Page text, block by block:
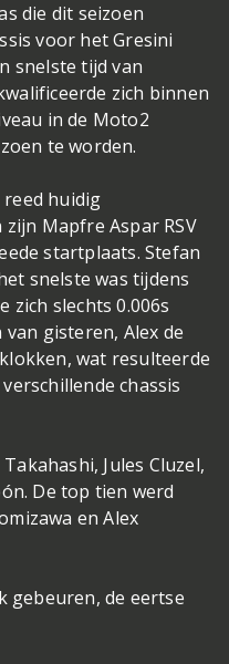
die dit seizoen
voor het Gresini
snelste tijd van
zich binnen
in de Moto2
te worden.
reed huidig
Mapfre Aspar RSV
startplaats. Stefan
snelste was tijdens
slechts 0.006s
gisteren, Alex de
wat resulteerde
chassis
Jules Cluzel,
De top tien werd
en Alex
gebeuren, de eertse